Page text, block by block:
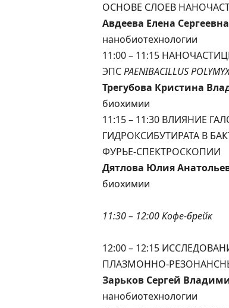
ОСНОВЕ СЛОЕВ
Авдеева Елена Сергеевна
нанобиотехнологии
11:00 – 11:15
ЭПСPAENIBACILLUS
Трегубова Кристина
биохимии
11:15 – 11:30 ВЛИЯНИЕ
ГИДРОКСИБУТИРАТА В
ФУРЬЕ-СПЕКТРОСКОПИИ
Дятлова Юлия
биохимии
11:30 – 12:00 Кофе-брейк
12:00 – 12:15
ПЛАЗМОННО-
Зарьков Сергей
нанобиотехнологии